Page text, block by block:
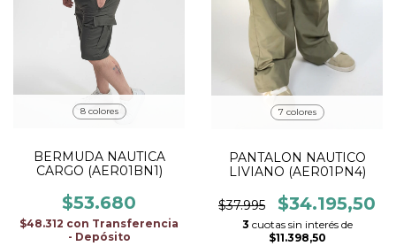
8 colores
BERMUDA NAUTICA
CARGO (AER01BN1)
$53.680
$48.312 con Transferencia
- Depósito
7 colores
PANTALON NAUTICO
LIVIANO (AER01PN4)
$37.995 $34.195,50
3 cuotas sin interés de
$11.398,50